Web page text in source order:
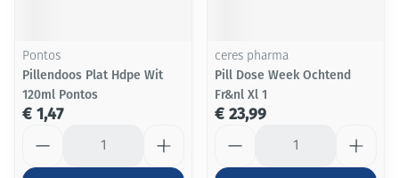
Pontos
Pillendoos Plat Hdpe Wit
120ml Pontos
€ 1,47
ceres pharma
Pill Dose Week Ochtend
Fr&nl Xl 1
€ 23,99